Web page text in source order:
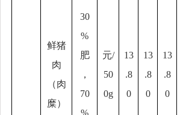
鲜猪
肉
（肉
糜）
30
%
肥
，
70
元/
50
0g
13
.8
0
13
.8
0
13
.8
0